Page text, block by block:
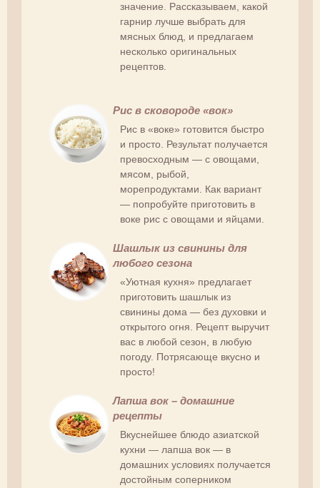
значение. Рассказываем, какой
гарнир лучше выбрать для
мясных блюд, и предлагаем
несколько оригинальных
рецептов.
Рис в сковороде «вок»
Рис в «воке» готовится быстро
и просто. Результат получается
превосходным — с овощами,
мясом, рыбой,
морепродуктами. Как вариант
— попробуйте приготовить в
воке рис с овощами и яйцами.
Шашлык из свинины для
любого сезона
«Уютная кухня» предлагает
приготовить шашлык из
свинины дома — без духовки и
открытого огня. Рецепт выручит
вас в любой сезон, в любую
погоду. Потрясающе вкусно и
просто!
Лапша вок – домашние
рецепты
Вкуснейшее блюдо азиатской
кухни — лапша вок — в
домашних условиях получается
достойным соперником